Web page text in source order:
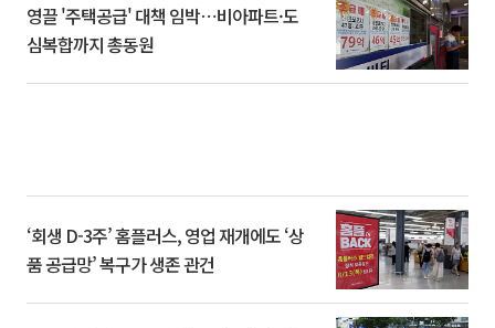
영끌 '주택공급' 대책 임박⋯비아파트·도
심복합까지 총동원
‘회생 D-3주’ 홈플러스, 영업 재개에도 ‘상
품 공급망’ 복구가 생존 관건